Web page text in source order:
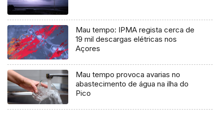
Mau tempo: IPMA regista cerca de
19 mil descargas elétricas nos
Açores
Mau tempo provoca avarias no
abastecimento de água na ilha do
Pico